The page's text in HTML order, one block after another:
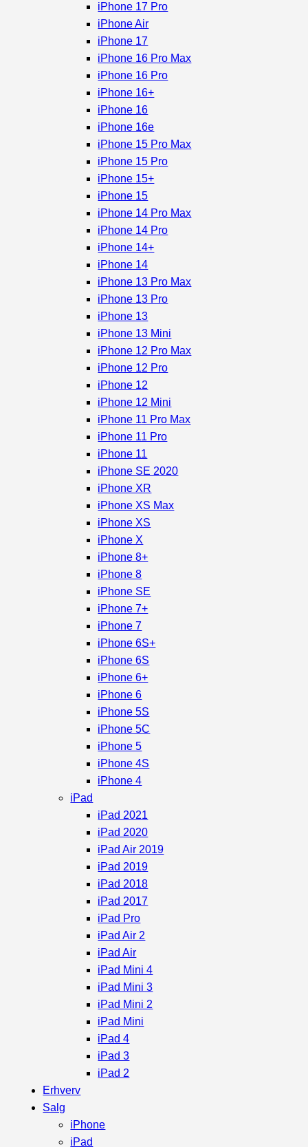
iPhone 17 Pro
iPhone Air
iPhone 17
iPhone 16 Pro Max
iPhone 16 Pro
iPhone 16+
iPhone 16
iPhone 16e
iPhone 15 Pro Max
iPhone 15 Pro
iPhone 15+
iPhone 15
iPhone 14 Pro Max
iPhone 14 Pro
iPhone 14+
iPhone 14
iPhone 13 Pro Max
iPhone 13 Pro
iPhone 13
iPhone 13 Mini
iPhone 12 Pro Max
iPhone 12 Pro
iPhone 12
iPhone 12 Mini
iPhone 11 Pro Max
iPhone 11 Pro
iPhone 11
iPhone SE 2020
iPhone XR
iPhone XS Max
iPhone XS
iPhone X
iPhone 8+
iPhone 8
iPhone SE
iPhone 7+
iPhone 7
iPhone 6S+
iPhone 6S
iPhone 6+
iPhone 6
iPhone 5S
iPhone 5C
iPhone 5
iPhone 4S
iPhone 4
iPad
iPad 2021
iPad 2020
iPad Air 2019
iPad 2019
iPad 2018
iPad 2017
iPad Pro
iPad Air 2
iPad Air
iPad Mini 4
iPad Mini 3
iPad Mini 2
iPad Mini
iPad 4
iPad 3
iPad 2
Erhverv
Salg
iPhone
iPad